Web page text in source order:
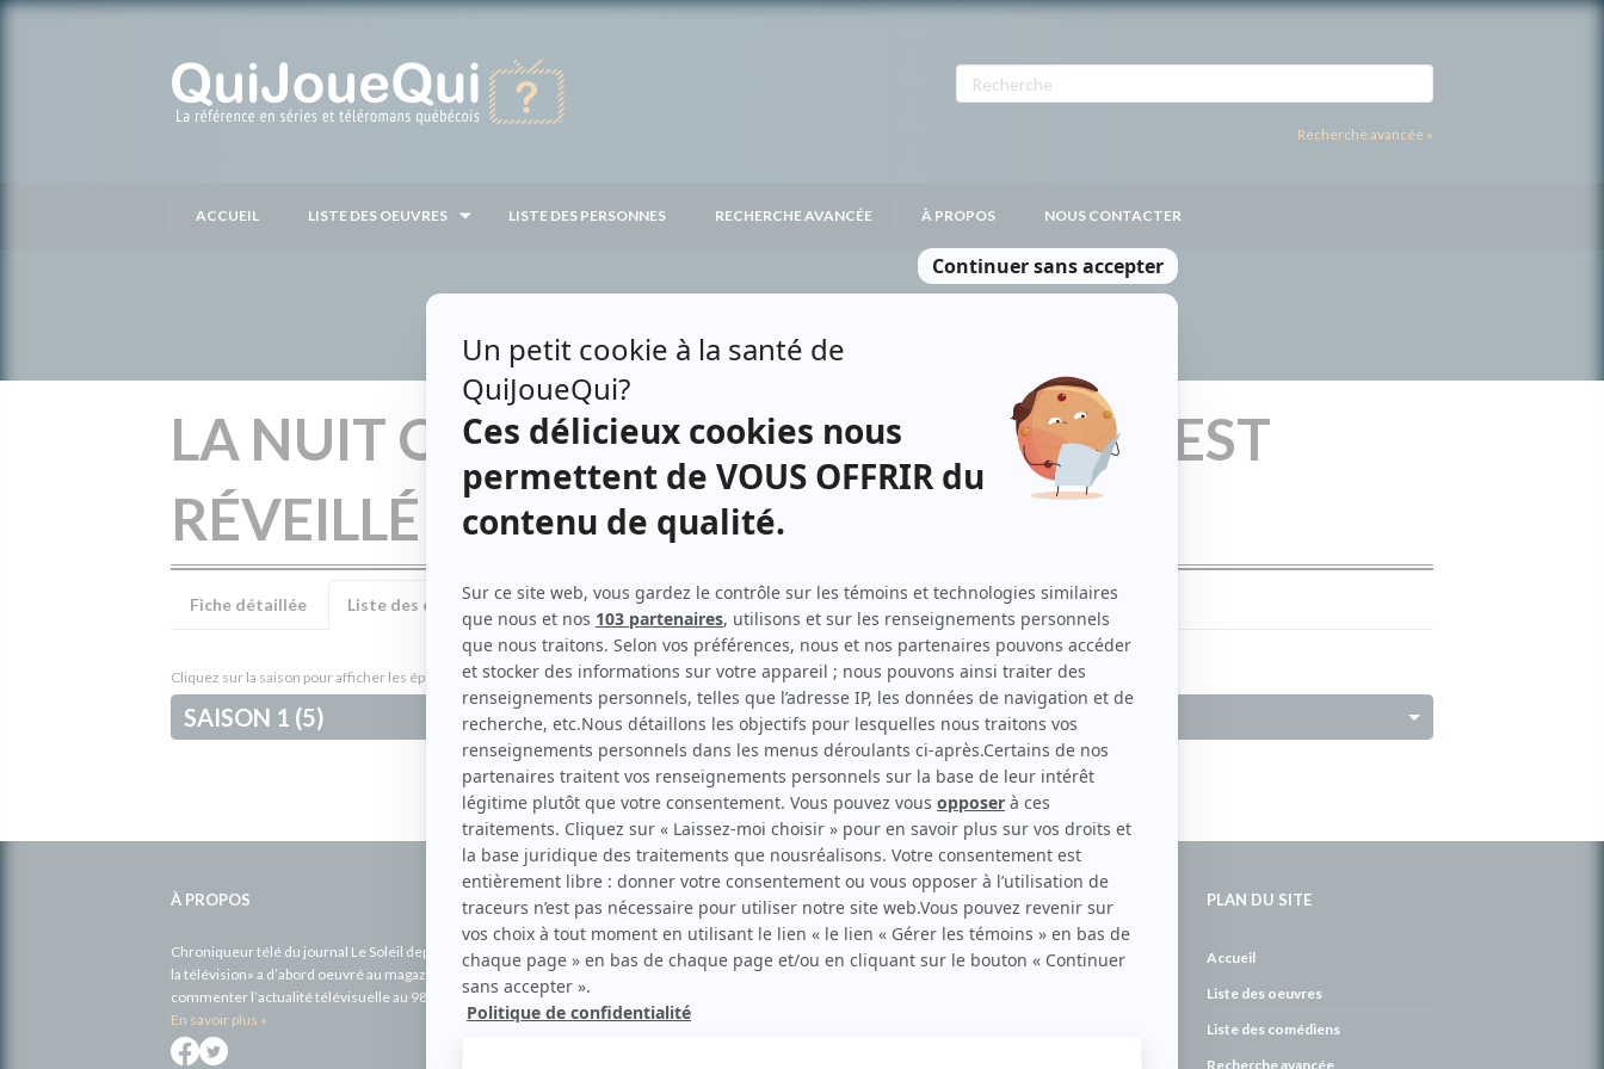
Recherche avancée »
ACCUEIL LISTE DES OEUVRES LISTE DES PERSONNES RECHERCHE AVANCÉE À PROPOS NOUS CONTACTER
LA NUIT OÙ LAURIER GAUDREAULT S'EST
RÉVEILLÉ
Fiche détaillée Liste des épisodes
Cliquez sur la saison pour afficher les épisodes et leur description.
SAISON 1 (5)
À PROPOS
Chroniqueur télé du journal Le Soleil depuis 2001, Richard Therrien carbure à son petit écran. Celui qu’on surnomme parfois «l’encyclopédie de
la télévision» a d’abord oeuvré au magazine TV Hebdo de 1996 à 2001. Sa spécialité: la télé québécoise. On peut l’entendre régulièrement
commenter l’actualité télévisuelle au 98,5.
En savoir plus »
PLAN DU SITE
Accueil
Liste des oeuvres
Liste des comédiens
Recherche avancée